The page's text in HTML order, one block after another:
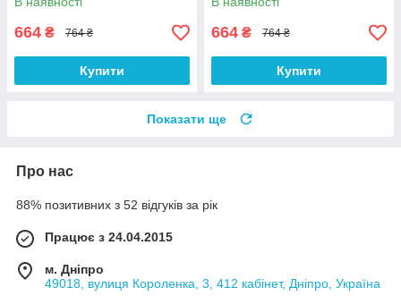
664 ₴ 764 ₴
Купити
664 ₴ 764 ₴
Купити
Показати ще
Про нас
88% позитивних з 52 відгуків за рік
Працює з 24.04.2015
м. Дніпро
49018, вулиця Короленка, 3, 412 кабінет, Дніпро, Україна